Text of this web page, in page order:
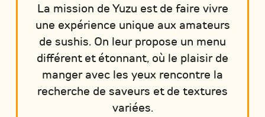
La mission de Yuzu est de faire vivre
une expérience unique aux amateurs
de sushis. On leur propose un menu
différent et étonnant, où le plaisir de
manger avec les yeux rencontre la
recherche de saveurs et de textures
variées.